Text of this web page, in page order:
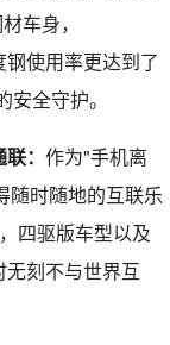
车身，
使用率更达到了
全守护。
联：作为"手机离
随时随地的互联乐
四驱版车型以及
刻不与世界互